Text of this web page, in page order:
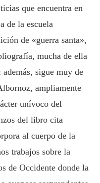
que encuentra en
de la escuela
de «guerra santa»,
mucha de ella
sigue muy de
ampliamente
unívoco del
del libro cita
al cuerpo de la
trabajos sobre la
de Occidente donde la